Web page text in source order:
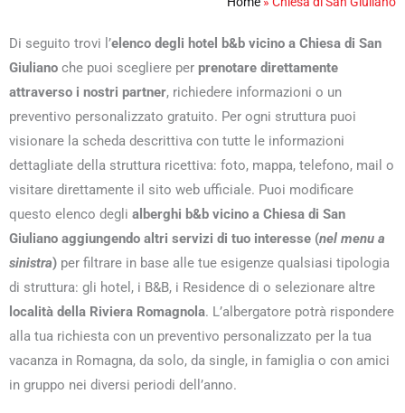
Di seguito trovi l’elenco degli hotel b&b vicino a Chiesa di San
Giuliano che puoi scegliere per prenotare direttamente
attraverso i nostri partner, richiedere informazioni o un
preventivo personalizzato gratuito. Per ogni struttura puoi
visionare la scheda descrittiva con tutte le informazioni
dettagliate della struttura ricettiva: foto, mappa, telefono, mail o
visitare direttamente il sito web ufficiale. Puoi modificare
questo elenco degli alberghi b&b vicino a Chiesa di San
Giuliano aggiungendo altri servizi di tuo interesse (nel menu a
sinistra) per filtrare in base alle tue esigenze qualsiasi tipologia
di struttura: gli hotel, i B&B, i Residence di o selezionare altre
località della Riviera Romagnola. L’albergatore potrà rispondere
alla tua richiesta con un preventivo personalizzato per la tua
vacanza in Romagna, da solo, da single, in famiglia o con amici
in gruppo nei diversi periodi dell’anno.